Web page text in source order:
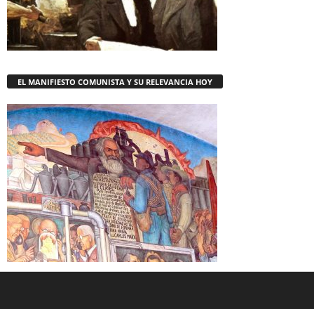
EL MANIFIESTO COMUNISTA Y SU RELEVANCIA HOY